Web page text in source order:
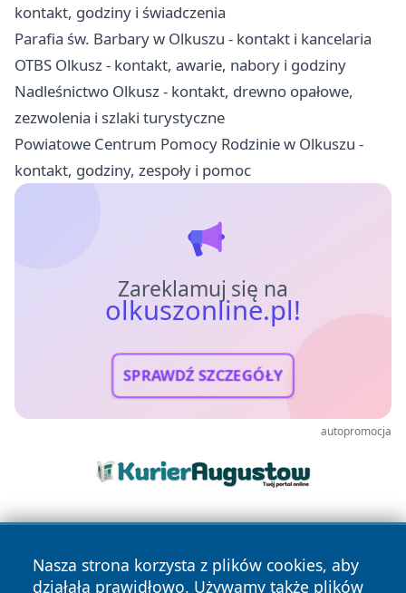
kontakt, godziny i świadczenia
Parafia św. Barbary w Olkuszu - kontakt i kancelaria
OTBS Olkusz - kontakt, awarie, nabory i godziny
Nadleśnictwo Olkusz - kontakt, drewno opałowe,
zezwolenia i szlaki turystyczne
Powiatowe Centrum Pomocy Rodzinie w Olkuszu -
kontakt, godziny, zespoły i pomoc
Zareklamuj się na
olkuszonline.pl!
SPRAWDŹ SZCZEGÓŁY
autopromocja
Nasza strona korzysta z plików cookies, aby
działała prawidłowo. Używamy także plików